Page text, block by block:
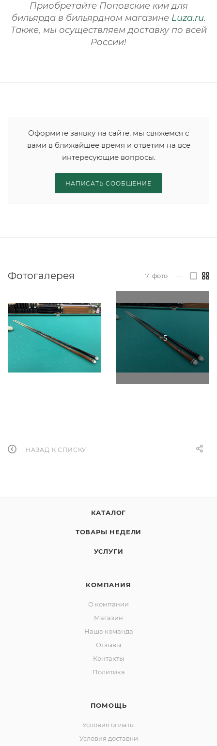
Приобретайте Поповские кии для
бильярда в бильярдном магазине Luza.ru.
Также, мы осуществляем доставку по всей
России!
Оформите заявку на сайте, мы свяжемся с
вами в ближайшее время и ответим на все
интересующие вопросы.
НАПИСАТЬ СООБЩЕНИЕ
Фотогалерея 7 фото
НАЗАД К СПИСКУ
КАТАЛОГ
ТОВАРЫ НЕДЕЛИ
УСЛУГИ
КОМПАНИЯ
О компании
Магазин
Наша команда
Отзывы
Контакты
Политика
ПОМОЩЬ
Условия оплаты
Условия доставки